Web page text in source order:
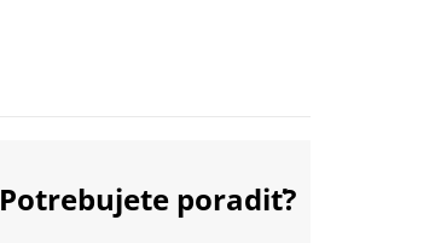
Potrebujete poradiť?